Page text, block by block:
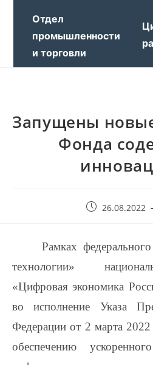
Отдел
промышленности
и торговли
Запущены
Фонда
26.08.2022
Рамках федерального
технологии»
«Цифровая экономика
во исполнение Указа
Федерации от 2 марта
обеспечению